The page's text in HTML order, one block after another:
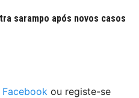
sarampo após novos casos
Facebook ou registe-se